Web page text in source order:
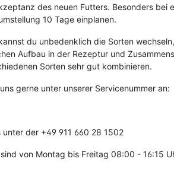
des neuen Futters. Besonders bei
10 Tage einplanen.
du unbedenklich die Sorten
Aufbau in der Rezeptur und
Sorten sehr gut kombinieren.
gerne unter unserer Servicenummer an:
der +49 911 660 28 1502
von Montag bis Freitag 08:00 - 16:15